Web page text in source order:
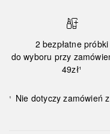
2 bezpłatne próbki
do wyboru przy
49zł¹
¹ Nie dotyczy zamówień